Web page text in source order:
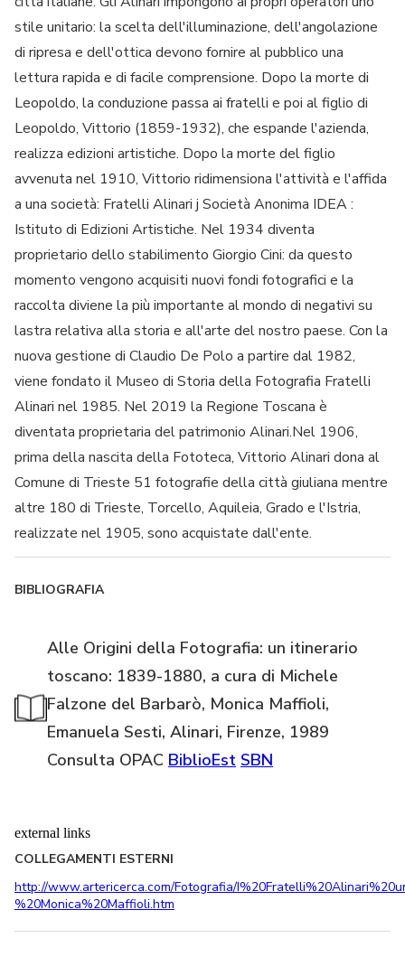
stile unitario: la scelta dell'illuminazione, dell'angolazione
di ripresa e dell'ottica devono fornire al pubblico una
lettura rapida e di facile comprensione. Dopo la morte di
Leopoldo, la conduzione passa ai fratelli e poi al figlio di
Leopoldo, Vittorio (1859-1932), che espande l'azienda,
realizza edizioni artistiche. Dopo la morte del figlio
avvenuta nel 1910, Vittorio ridimensiona l'attività e l'affida
a una società: Fratelli Alinari j Società Anonima IDEA :
Istituto di Edizioni Artistiche. Nel 1934 diventa
proprietario dello stabilimento Giorgio Cini: da questo
momento vengono acquisiti nuovi fondi fotografici e la
raccolta diviene la più importante al mondo di negativi su
lastra relativa alla storia e all'arte del nostro paese. Con la
nuova gestione di Claudio De Polo a partire dal 1982,
viene fondato il Museo di Storia della Fotografia Fratelli
Alinari nel 1985. Nel 2019 la Regione Toscana è
diventata proprietaria del patrimonio Alinari.Nel 1906,
prima della nascita della Fototeca, Vittorio Alinari dona al
Comune di Trieste 51 fotografie della città giuliana mentre
altre 180 di Trieste, Torcello, Aquileia, Grado e l'Istria,
realizzate nel 1905, sono acquistate dall'ente.
BIBLIOGRAFIA
Alle Origini della Fotografia: un itinerario
toscano: 1839-1880, a cura di Michele
Falzone del Barbarò, Monica Maffioli,
Emanuela Sesti, Alinari, Firenze, 1989
Consulta OPAC BiblioEst SBN
external links
COLLEGAMENTI ESTERNI
http://www.artericerca.com/Fotografia/
%20Monica%20Maffioli.htm